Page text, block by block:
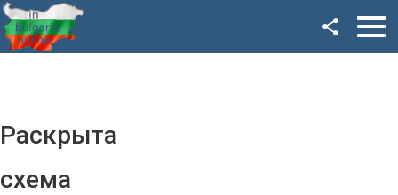
Раскрыта
схема